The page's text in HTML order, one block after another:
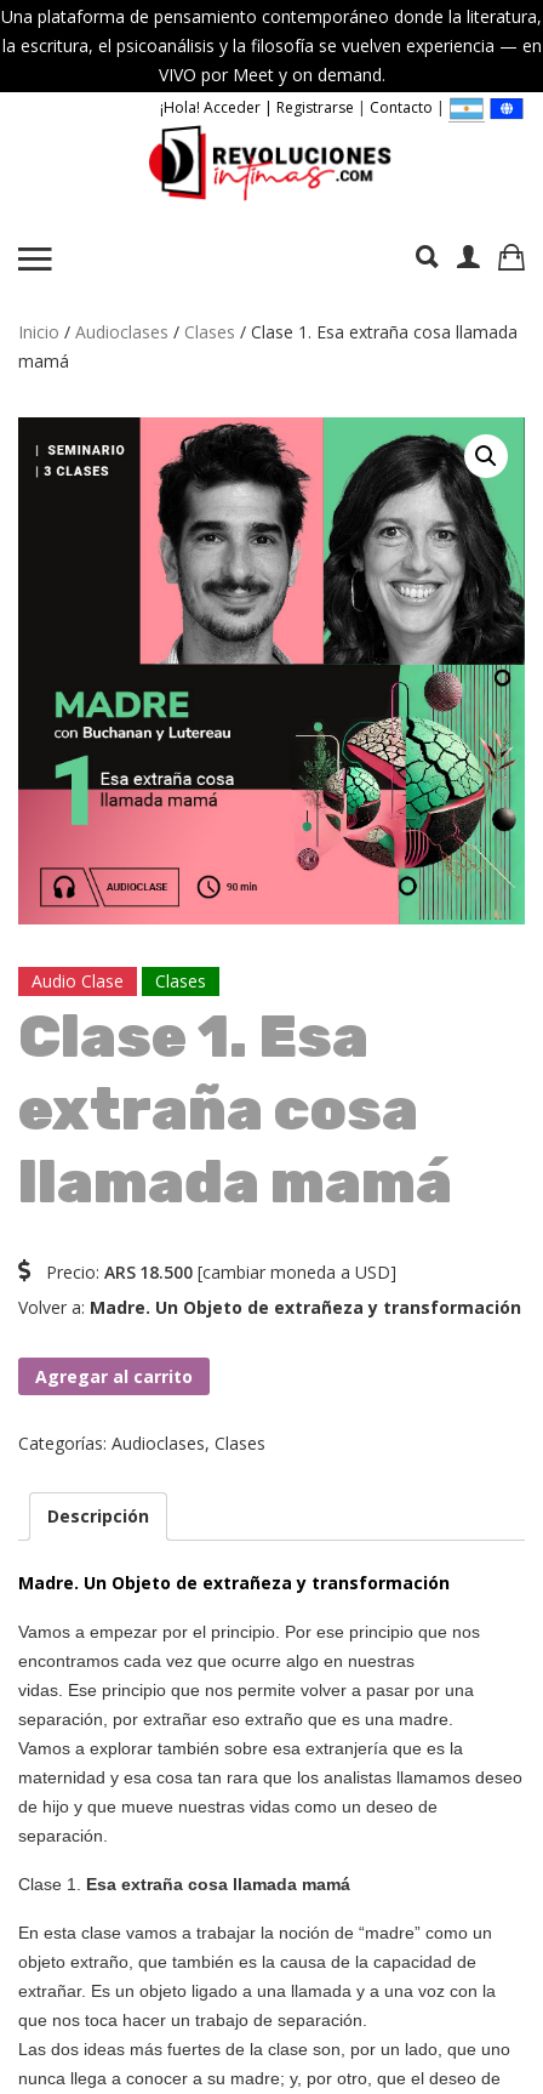
Una plataforma de pensamiento contemporáneo donde la literatura,
la escritura, el psicoanálisis y la filosofía se vuelven experiencia — en
VIVO por Meet y on demand.
¡Hola! Acceder | Registrarse | Contacto |
Inicio / Audioclases / Clases / Clase 1. Esa extraña cosa llamada
mamá
Audio Clase Clases
Clase 1. Esa
extraña cosa
llamada mamá
Precio: ARS 18.500 [cambiar moneda a USD]
Volver a: Madre. Un Objeto de extrañeza y transformación
Clase
1.
extraña
cosa
llamada
mamá
cantidad
Agregar al carrito
Categorías: Audioclases, Clases
Descripción
Madre. Un Objeto de extrañeza y transformación
Vamos a empezar por el principio. Por ese principio que nos
encontramos cada vez que ocurre algo en nuestras
vidas. Ese principio que nos permite volver a pasar por una
separación, por extrañar eso extraño que es una madre.
Vamos a explorar también sobre esa extranjería que es la
maternidad y esa cosa tan rara que los analistas llamamos deseo
de hijo y que mueve nuestras vidas como un deseo de
separación.
Clase 1. Esa extraña cosa llamada mamá
En esta clase vamos a trabajar la noción de “madre” como un
objeto extraño, que también es la causa de la capacidad de
extrañar. Es un objeto ligado a una llamada y a una voz con la
que nos toca hacer un trabajo de separación.
Las dos ideas más fuertes de la clase son, por un lado, que uno
nunca llega a conocer a su madre; y, por otro, que el deseo de